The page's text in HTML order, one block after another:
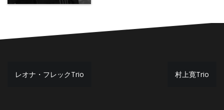
投レオナ・フレックTrio 村上寛Trio